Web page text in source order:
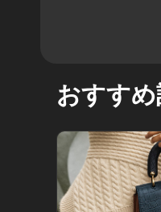
おすす